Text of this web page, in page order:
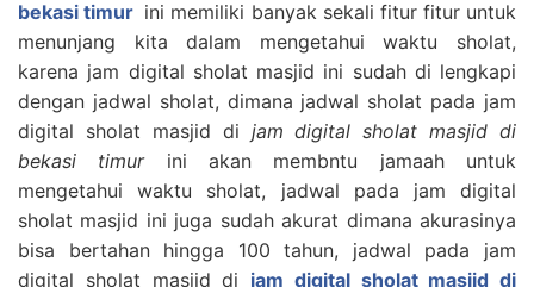
bekasi timur ini memiliki banyak sekali fitur fitur untuk
menunjang kita dalam mengetahui waktu sholat,
karena jam digital sholat masjid ini sudah di lengkapi
dengan jadwal sholat, dimana jadwal sholat pada jam
digital sholat masjid di jam digital sholat masjid di
bekasi timurini akan membntu jamaah untuk
mengetahui waktu sholat, jadwal pada jam digital
sholat masjid ini juga sudah akurat dimana akurasinya
bisa bertahan hingga 100 tahun, jadwal pada jam
digital sholat masjid di jam digital sholat masjid di